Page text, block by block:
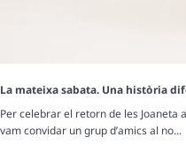
La mateixa sabata. Una història
Per celebrar el retorn de les Joaneta
vam convidar un grup d’amics al no...